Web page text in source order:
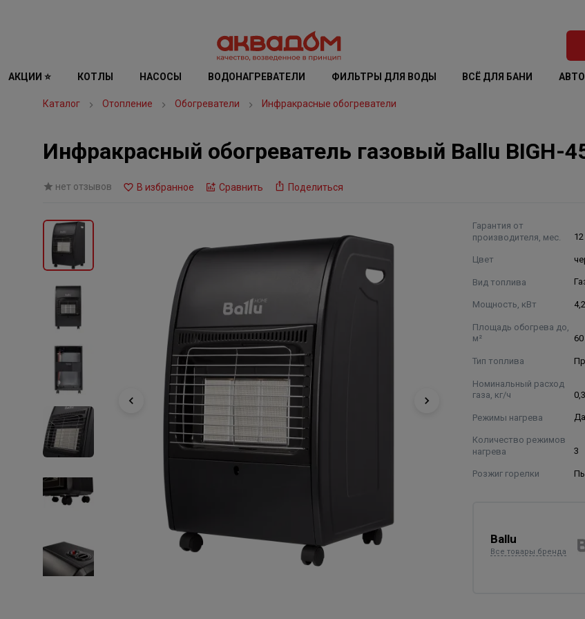
АКЦИИ ⭐ КОТЛЫ НАСОСЫ ВОДОНАГРЕВАТЕЛИ ФИЛЬТРЫ ДЛЯ ВОДЫ ВСЁ ДЛЯ БАНИ
Каталог Отопление Обогреватели Инфракрасные обогреватели
Инфракрасный обогреватель газовый Ballu BIGH-
нет отзывов В избранное Сравнить Поделиться
Гарантия от
производителя, мес.
12
Цвет
Вид топлива
Мощность, кВт 4,2
Площадь обогрева до,
м²
60
Тип топлива
Номинальный расход
газа, кг/ч
Режимы нагрева Да
Количество режимов
нагрева
3
Розжиг горелки
Ballu
Все товары бренда